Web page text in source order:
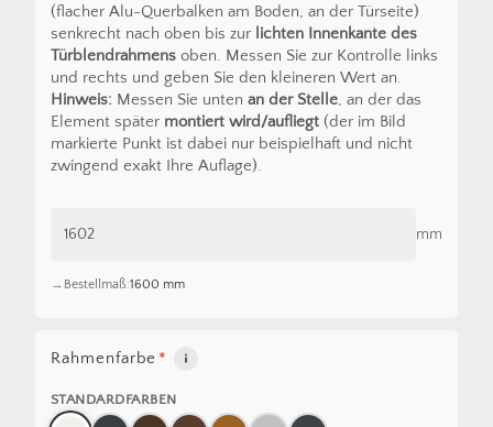
(flacher Alu-Querbalken am Boden, an der Türseite)
senkrecht nach oben bis zur lichten Innenkante des
Türblendrahmensoben. Messen Sie zur Kontrolle links
und rechts und geben Sie den kleineren Wert an.
Hinweis: Messen Sie unten an der Stelle, an der das
Element später montiert wird/aufliegt(der im Bild
markierte Punkt ist dabei nur beispielhaft und nicht
zwingend exakt Ihre Auflage).
mm
Bestellmaß:1600 mm
Rahmenfarbe *
STANDARDFARBEN